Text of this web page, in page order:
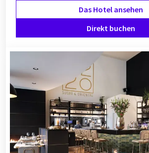
Das Hotel ansehen
Direkt buchen